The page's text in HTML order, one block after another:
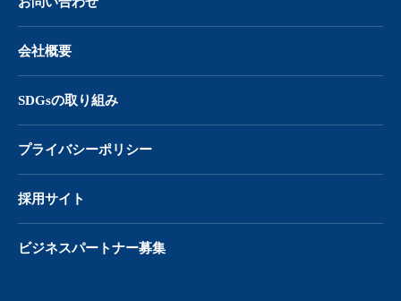
会社概要
SDGsの取り組み
プライバシーポリシー
採用サイト
ビジネスパートナー募集